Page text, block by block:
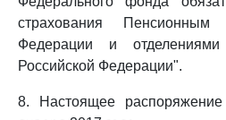
страхования
Федерации и
Российской Федерации".
8. Настоящее